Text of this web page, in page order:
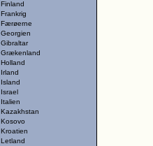
Finland
Frankrig
Færøerne
Georgien
Gibraltar
Grækenland
Holland
Irland
Island
Israel
Italien
Kazakhstan
Kosovo
Kroatien
Letland